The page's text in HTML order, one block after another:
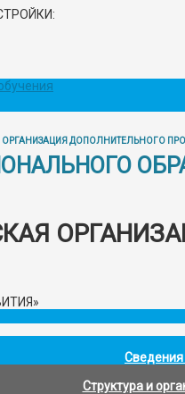
ДОПОЛНИТЕЛЬНОГО
Сведения
Структура и